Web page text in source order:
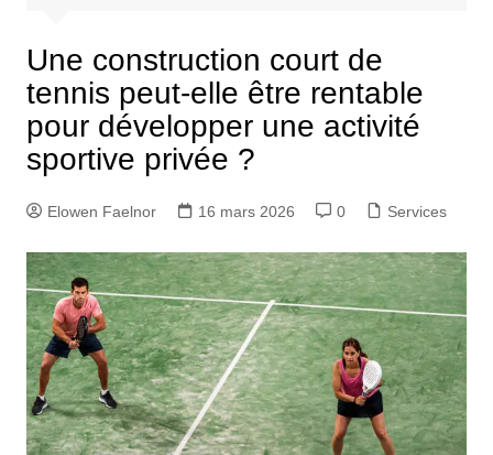
Une construction court de
tennis peut-elle être rentable
pour développer une activité
sportive privée ?
Elowen Faelnor 16 mars 2026 0 Services